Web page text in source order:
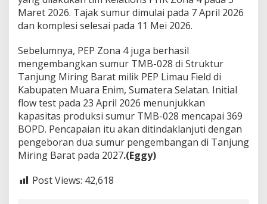
Maret 2026. Tajak sumur dimulai pada 7 April 2026
dan komplesi selesai pada 11 Mei 2026.
Sebelumnya, PEP Zona 4 juga berhasil
mengembangkan sumur TMB-028 di Struktur
Tanjung Miring Barat milik PEP Limau Field di
Kabupaten Muara Enim, Sumatera Selatan. Initial
flow test pada 23 April 2026 menunjukkan
kapasitas produksi sumur TMB-028 mencapai 369
BOPD. Pencapaian itu akan ditindaklanjuti dengan
pengeboran dua sumur pengembangan di Tanjung
Miring Barat pada 2027.(Eggy)
Post Views: 42,618